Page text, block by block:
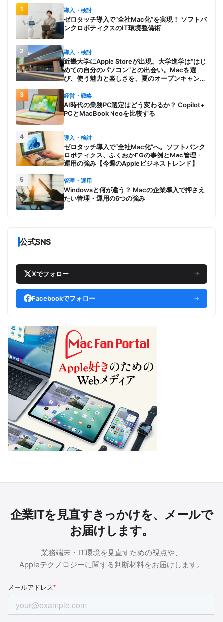
1 導入・検討
ゼロタッチ導入で“全社Mac化”を実現！ ソフトバ
ンクロボティクスのIT環境整備術
2 導入・検討
近畿大学にApple Storeが出現。大学進学は“はじ
めての自分のパソコン”との出会い。Macを選
び、使う魅力と楽しさを、夏のオープンキャンパ
3 経営・戦略
AI時代の業務PC選定はどう変わるか？ Copilot+
PCとMacBook Neoを比較する
4 導入・検討
ゼロタッチ導入で“全社Mac化”へ。ソフトバンク
ロボティクス、ふくおかFGの事例とMac管理・
運用の強み【今週のAppleビジネストレンド】
5 管理・運用
Windowsと何が違う？ Macの企業導入で押さえ
たい管理・運用の6つの強み
公式SNS
Xでフォロー →
Facebookでフォロー →
企業ITを見直すきっかけを、メールで
お届けします。
業務端末・IT環境を見直すための視点や、
Appleテクノロジーに関する判断材料をお届けします。